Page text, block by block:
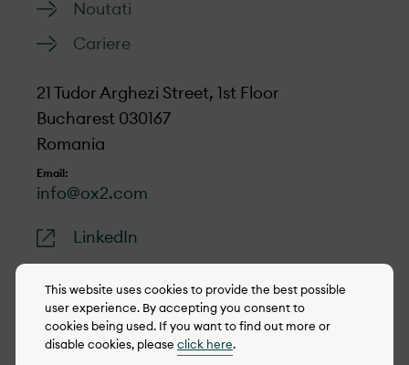
Noutati
Cariere
21 Tudor Arghezi Street, 1st Floor
Bucharest 030167
Romania
Email:
info@ox2.com
LinkedIn
© 2022-2026 OX2
This website uses cookies to provide the best possible
user experience. By accepting you consent to
cookies being used. If you want to find out more or
disable cookies, please click here.